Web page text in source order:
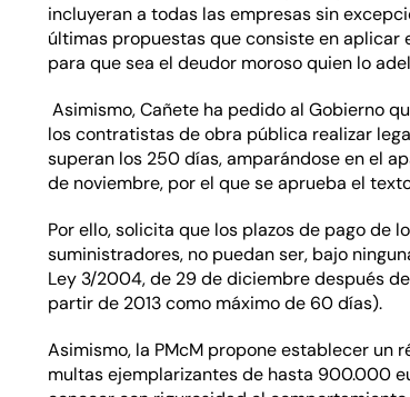
incluyeran a todas las empresas sin
últimas propuestas que consiste en aplicar
para que sea el deudor moroso quien lo
Asimismo, Cañete ha pedido al Gobierno
los contratistas de obra pública realizar
superan los 250 días, amparándose en el
de noviembre, por el que se aprueba el
Por ello, solicita que los plazos de pago
suministradores, no puedan ser, bajo
Ley 3/2004, de 29 de diciembre después
partir de 2013 como máximo de 60 días).
Asimismo, la PMcM propone establecer un
multas ejemplarizantes de hasta 900.000